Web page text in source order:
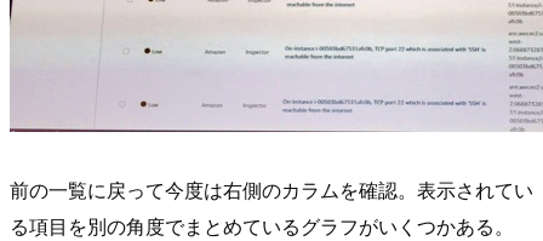
前の一覧に戻って今度は右側のカラムを確認。表示されてい
る項目を別の角度でまとめているグラフがいくつかある。